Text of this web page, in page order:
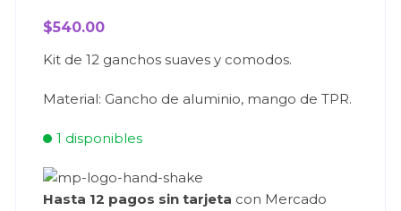
$540.00
Kit de 12 ganchos suaves y comodos.
Material: Gancho de aluminio, mango de TPR.
1 disponibles
Hasta 12 pagos sin tarjeta con Mercado